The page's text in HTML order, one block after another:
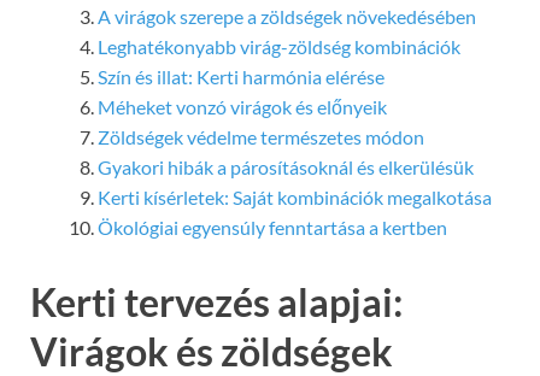
A virágok szerepe a zöldségek növekedésében
Leghatékonyabb virág-zöldség kombinációk
Szín és illat: Kerti harmónia elérése
Méheket vonzó virágok és előnyeik
Zöldségek védelme természetes módon
Gyakori hibák a párosításoknál és elkerülésük
Kerti kísérletek: Saját kombinációk megalkotása
Ökológiai egyensúly fenntartása a kertben
Kerti tervezés alapjai:
Virágok és zöldségek